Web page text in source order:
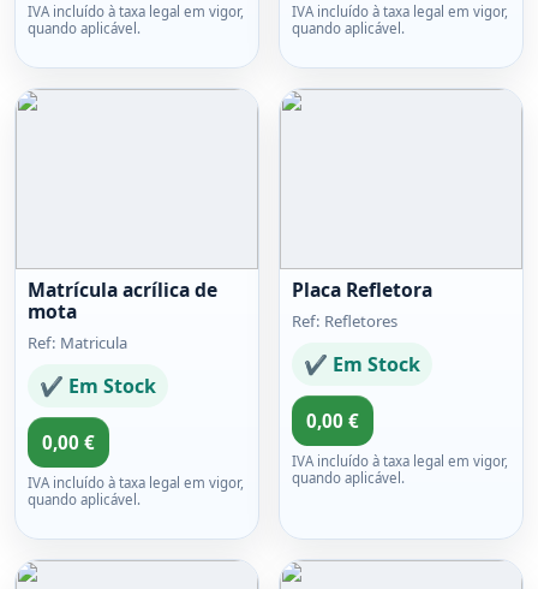
IVA incluído à taxa legal em vigor,
quando aplicável.
IVA incluído à taxa legal em vigor,
quando aplicável.
Matrícula acrílica de
mota
Ref: Matricula
✔ Em Stock
0,00 €
IVA incluído à taxa legal em vigor,
quando aplicável.
Placa Refletora
Ref: Refletores
✔ Em Stock
0,00 €
IVA incluído à taxa legal em vigor,
quando aplicável.